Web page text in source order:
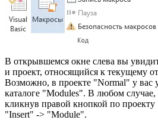
В открывшемся окне слева вы
и проект, относящийся к текущему
Возможно, в проекте "Normal" у вас
каталоге "Modules". В любом случае,
кликнув правой кнопкой по
"Insert" -> "Module".